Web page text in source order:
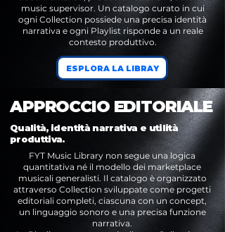
music supervisor. Un catalogo curato in cui
ogni Collection possiede una precisa identità
narrativa e ogni Playlist risponde a un reale
contesto produttivo.
ESPLORA LA LIBRAY
APPROCCIO EDITORIALE
Qualità, identità narrativa e utilità
produttiva.
FYT Music Library non segue una logica
quantitativa né il modello dei marketplace
musicali generalisti. Il catalogo è organizzato
attraverso Collection sviluppate come progetti
editoriali completi, ciascuna con un concept,
un linguaggio sonoro e una precisa funzione
narrativa.